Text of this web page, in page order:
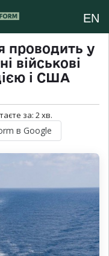
EN
проводить у
військові
і США
за: 2хв.
в Google